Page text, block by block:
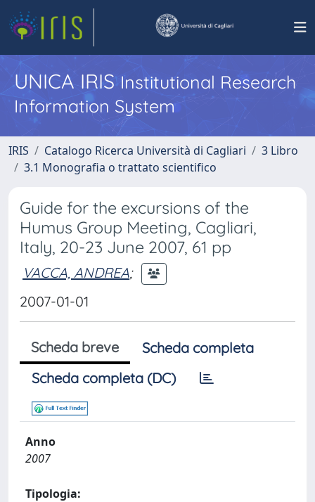
UNICA IRISInstitutional Research
Information System
IRIS Catalogo Ricerca Università di Cagliari
3 Libro
3.1 Monografia o trattato scientifico
Guide for the excursions of the
Humus Group Meeting, Cagliari,
Italy, 20-23 June 2007, 61 pp
VACCA, ANDREA;
2007-01-01
Scheda breve
Scheda completa
Scheda completa (DC)
Anno
2007
Tipologia: